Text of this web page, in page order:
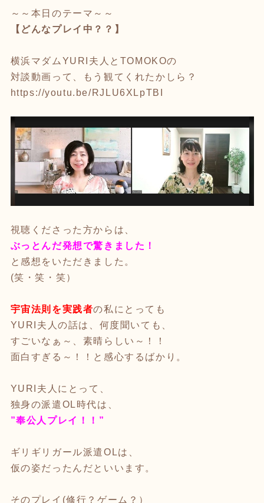
～～本日のテーマ～～
【どんなプレイ中？？】
横浜マダムYURI夫人とTOMOKOの
対談動画って、もう観てくれたかしら？
https://youtu.be/RJLU6XLpTBI
視聴くださった方からは、
ぶっとんだ発想で驚きました！
と感想をいただきました。
(笑・笑・笑）
宇宙法則を実践者の私にとっても
YURI夫人の話は、何度聞いても、
すごいなぁ～、素晴らしい～！！
面白すぎる～！！と感心するばかり。
YURI夫人にとって、
独身の派遣OL時代は、
”奉公人プレイ！！”
ギリギリガール派遣OLは、
仮の姿だったんだといいます。
そのプレイ(修行？ゲーム？）